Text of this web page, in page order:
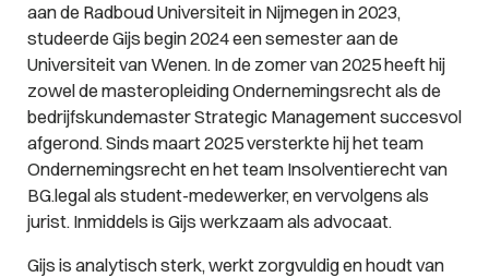
aan de Radboud Universiteit in Nijmegen in 2023,
studeerde Gijs begin 2024 een semester aan de
Universiteit van Wenen. In de zomer van 2025 heeft hij
zowel de masteropleiding Ondernemingsrecht als de
bedrijfskundemaster Strategic Management succesvol
afgerond. Sinds maart 2025 versterkte hij het team
Ondernemingsrecht en het team Insolventierecht van
BG.legal als student-medewerker, en vervolgens als
jurist. Inmiddels is Gijs werkzaam als advocaat.
Gijs is analytisch sterk, werkt zorgvuldig en houdt van